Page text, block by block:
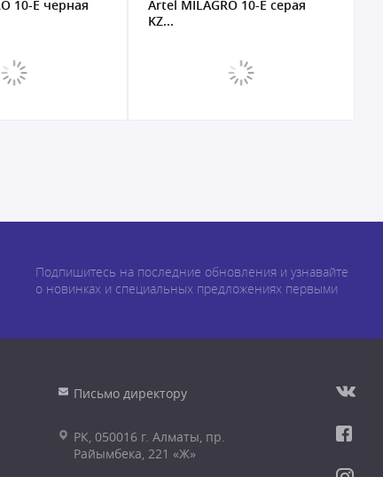
10-E черная
Artel MILAGRO 10-E серая
KZ...
Подпишитесь на последние обновления и узнавайте
о новинках и специальных предложениях первыми
Письмо директору
РК, 050016 г. Алматы, пр.
Райымбека, 221 «Ж»